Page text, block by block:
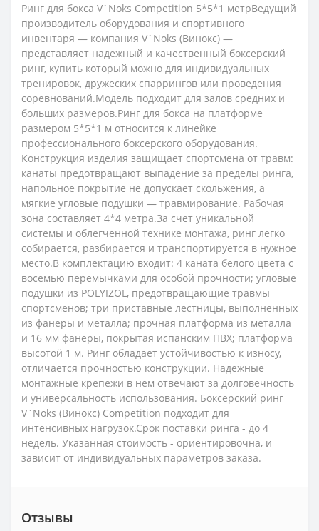
Ринг для бокса V`Noks Competition 5*5*1 метрВедущий
производитель оборудования и спортивного
инвентаря — компания V`Noks (Винокс) —
представляет надежный и качественный боксерский
ринг, купить который можно для индивидуальных
тренировок, дружеских спаррингов или проведения
соревнований.Модель подходит для залов средних и
больших размеров.Ринг для бокса на платформе
размером 5*5*1 м относится к линейке
профессионального боксерского оборудования.
Конструкция изделия защищает спортсмена от травм:
канаты предотвращают выпадение за пределы ринга,
напольное покрытие не допускает скольжения, а
мягкие угловые подушки — травмирование. Рабочая
зона составляет 4*4 метра.За счет уникальной
системы и облегченной технике монтажа, ринг легко
собирается, разбирается и транспортируется в нужное
место.В комплектацию входит: 4 каната белого цвета с
восемью перемычками для особой прочности; угловые
подушки из POLYIZOL, предотвращающие травмы
спортсменов; три приставные лестницы, выполненных
из фанеры и металла; прочная платформа из металла
и 16 мм фанеры, покрытая испанским ПВХ; платформа
высотой 1 м. Ринг обладает устойчивостью к износу,
отличается прочностью конструкции. Надежные
монтажные крепежи в нем отвечают за долговечность
и универсальность использования. Боксерский ринг
V`Noks (Винокс) Competition подходит для
интенсивных нагрузок.Срок поставки ринга - до 4
недель. Указанная стоимость - ориентировочна, и
зависит от индивидуальных параметров заказа.
Отзывы